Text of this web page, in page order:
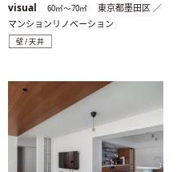
visual 60㎡〜70㎡
東京都墨田区 ／
マンションリノベーション
壁 / 天井